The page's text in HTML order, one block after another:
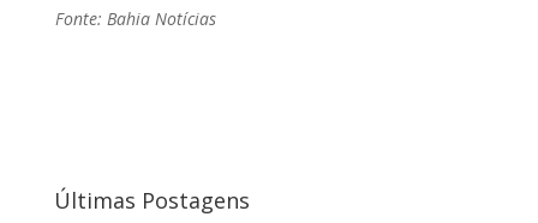
Fonte: Bahia Notícias
Últimas Postagens